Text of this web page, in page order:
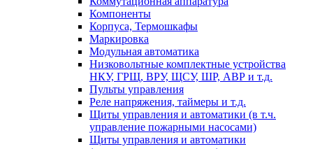
Компоненты
Корпуса, Термошкафы
Маркировка
Модульная автоматика
Низковольтные комплектные устройства
НКУ, ГРЩ, ВРУ, ЩСУ, ШР, АВР и т.д.
Пульты управления
Реле напряжения, таймеры и т.д.
Щиты управления и автоматики (в т.ч.
управление пожарными насосами)
Щиты управления и автоматики